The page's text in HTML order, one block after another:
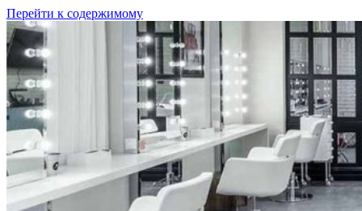
Перейти к содержимому